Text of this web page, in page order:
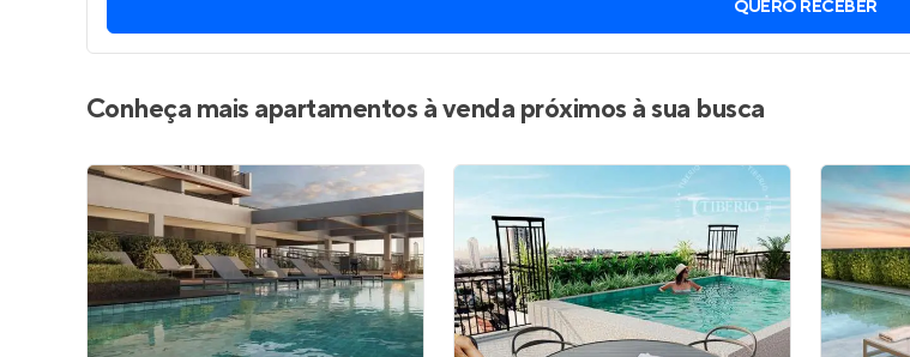
Entrar no Painel de Clientes
QUERO RECEBER
Conheça mais apartamentos à venda próximos à sua busca